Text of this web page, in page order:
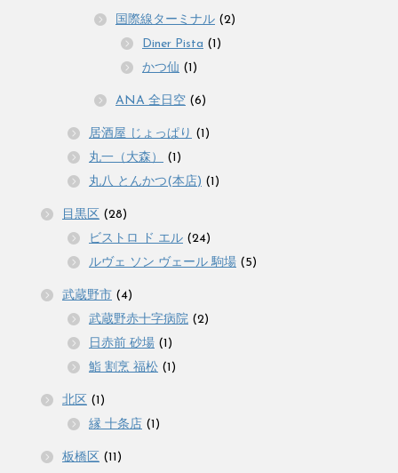
国際線ターミナル (2)
Diner Pista (1)
かつ仙 (1)
ANA 全日空 (6)
居酒屋 じょっぱり (1)
丸一（大森）
(1)
丸八 とんかつ(本店) (1)
目黒区 (28)
ビストロ ド エル (24)
ルヴェ ソン ヴェール 駒場 (5)
武蔵野市 (4)
武蔵野赤十字病院 (2)
日赤前 砂場 (1)
鮨 割烹 福松 (1)
北区 (1)
縁 十条店 (1)
板橋区 (11)